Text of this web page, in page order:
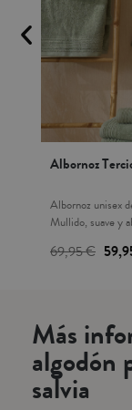
Albornoz
Albornoz unisex
Mullido, suave y
Tex 100, que
nociva en el
69,95 €
Más
algodón
salvia